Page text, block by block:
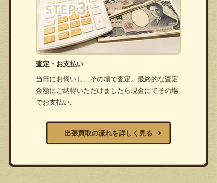
査定・お支払い
当日にお伺いし、その場で査定。最終的な査定
金額にご納得いただけましたら現金にてその場
でお支払い。
出張買取の流れを詳しく見る